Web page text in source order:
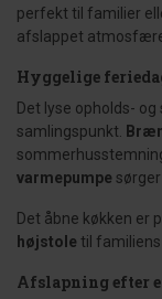
perfekt til familier
afslappet
Hyggelige
Det lyse opholds-
samlingspunkt.
varmepumpe
Det åbne køkken er
højstole til familiens
Afslapning efter